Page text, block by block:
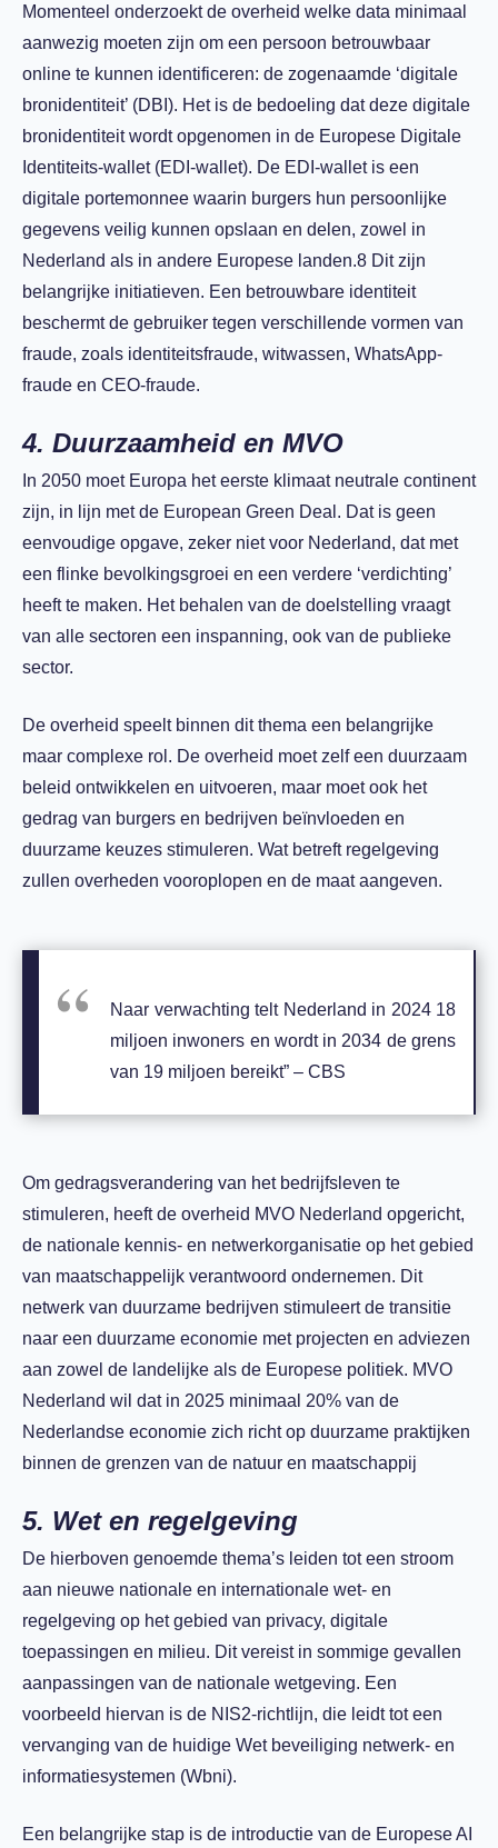
Momenteel onderzoekt de overheid welke data minimaal
aanwezig moeten zijn om een persoon betrouwbaar
online te kunnen identificeren: de zogenaamde ‘digitale
bronidentiteit’ (DBI). Het is de bedoeling dat deze digitale
bronidentiteit wordt opgenomen in de Europese Digitale
Identiteits-wallet (EDI-wallet). De EDI-wallet is een
digitale portemonnee waarin burgers hun persoonlijke
gegevens veilig kunnen opslaan en delen, zowel in
Nederland als in andere Europese landen.8 Dit zijn
belangrijke initiatieven. Een betrouwbare identiteit
beschermt de gebruiker tegen verschillende vormen van
fraude, zoals identiteitsfraude, witwassen, WhatsApp-
fraude en CEO-fraude.
4. Duurzaamheid en MVO
In 2050 moet Europa het eerste klimaat neutrale continent
zijn, in lijn met de European Green Deal. Dat is geen
eenvoudige opgave, zeker niet voor Nederland, dat met
een flinke bevolkingsgroei en een verdere ‘verdichting’
heeft te maken. Het behalen van de doelstelling vraagt
van alle sectoren een inspanning, ook van de publieke
sector.
De overheid speelt binnen dit thema een belangrijke
maar complexe rol. De overheid moet zelf een duurzaam
beleid ontwikkelen en uitvoeren, maar moet ook het
gedrag van burgers en bedrijven beïnvloeden en
duurzame keuzes stimuleren. Wat betreft regelgeving
zullen overheden vooroplopen en de maat aangeven.
Naar verwachting telt Nederland in 2024 18
miljoen inwoners en wordt in 2034 de grens
van 19 miljoen bereikt” – CBS
Om gedragsverandering van het bedrijfsleven te
stimuleren, heeft de overheid MVO Nederland opgericht,
de nationale kennis- en netwerkorganisatie op het gebied
van maatschappelijk verantwoord ondernemen. Dit
netwerk van duurzame bedrijven stimuleert de transitie
naar een duurzame economie met projecten en adviezen
aan zowel de landelijke als de Europese politiek. MVO
Nederland wil dat in 2025 minimaal 20% van de
Nederlandse economie zich richt op duurzame praktijken
binnen de grenzen van de natuur en maatschappij
5. Wet en regelgeving
De hierboven genoemde thema’s leiden tot een stroom
aan nieuwe nationale en internationale wet- en
regelgeving op het gebied van privacy, digitale
toepassingen en milieu. Dit vereist in sommige gevallen
aanpassingen van de nationale wetgeving. Een
voorbeeld hiervan is de NIS2-richtlijn, die leidt tot een
vervanging van de huidige Wet beveiliging netwerk- en
informatiesystemen (Wbni).
Een belangrijke stap is de introductie van de Europese AI